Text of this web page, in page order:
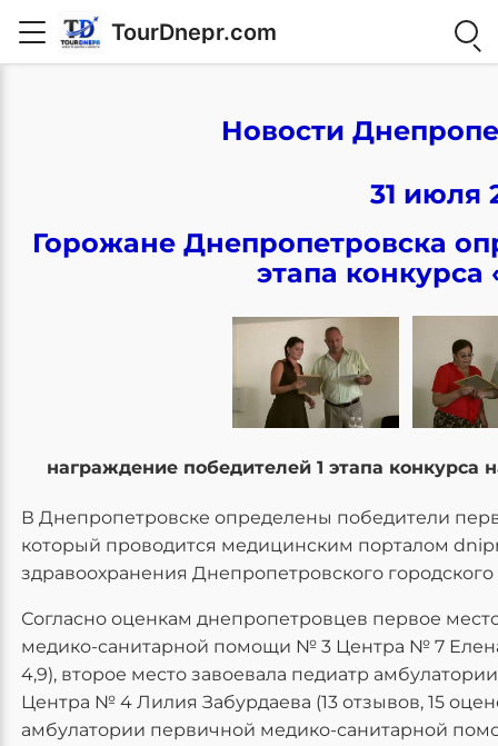
TourDnepr.com
Новости
31 июля
Горожане Днепропетровска
этапа конкурса
награждение победителей 1 этапа конкурса
В Днепропетровске определены победители
который проводится медицинским порталом
здравоохранения Днепропетровского городского
Согласно оценкам днепропетровцев первое
медико-санитарной помощи № 3 Центра № 7
4,9), второе место завоевала педиатр
Центра № 4 Лилия Забурдаева (13 отзывов, 15
амбулатории первичной медико-санитарной